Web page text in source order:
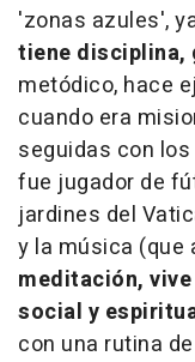
'zonas azules',
tiene disciplina,
metódico, hace
cuando era
seguidas con
fue jugador de
jardines del
y la música (que
meditación,
social y
con una rutina